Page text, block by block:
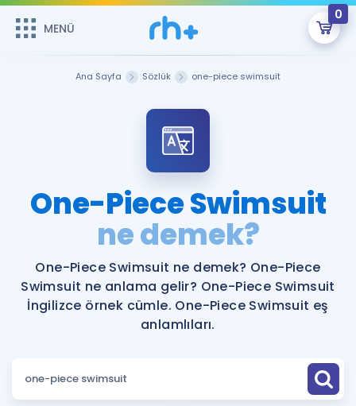
MENÜ
0
Şifremi Hatırlamıyorum
Sepetin Şu An Boş.
Remzi Hoca ile seni sınava hazırlayacak onlarca eğitim seni
bekliyor!
MENÜ
Faydalı Araçlar
Ücretsiz Kaynaklar
Blog
İngilizce Gramer
Kariyer
Ana Sayfa Sözlük one-piece swimsuit
One-Piece Swimsuit
ne demek?
One-Piece Swimsuit ne demek? One-Piece
Swimsuit ne anlama gelir? One-Piece Swimsuit
İngilizce örnek cümle. One-Piece Swimsuit eş
anlamlıları.